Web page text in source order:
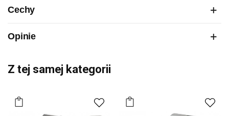
Cechy
Opinie
Z tej samej kategorii